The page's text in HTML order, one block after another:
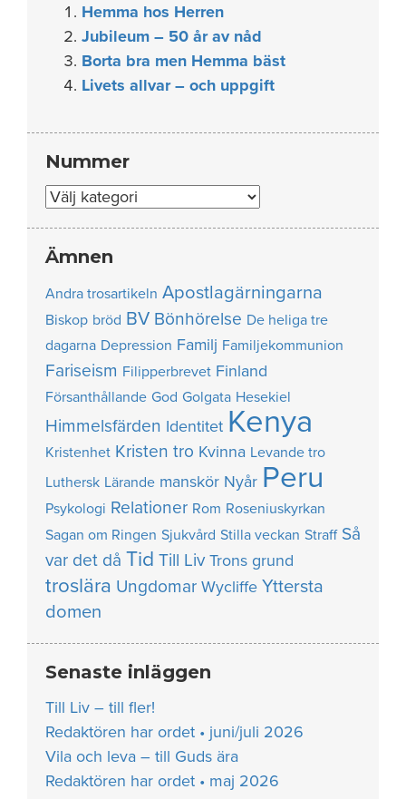
Hemma hos Herren
Jubileum – 50 år av nåd
Borta bra men Hemma bäst
Livets allvar – och uppgift
Nummer
Nummer
Ämnen
Andra trosartikeln Apostlagärningarna
Biskop bröd BV Bönhörelse De heliga tre
dagarna Depression Familj Familjekommunion
Fariseism Filipperbrevet Finland
Försanthållande God Golgata Hesekiel
Himmelsfärden Identitet Kenya
Kristenhet Kristen tro Kvinna Levande tro
Luthersk Lärande manskör Nyår Peru
Psykologi Relationer Rom Roseniuskyrkan
Sagan om Ringen Sjukvård Stilla veckan Straff Så
var det då Tid Till Liv Trons grund
troslära Ungdomar Wycliffe Yttersta
domen
Senaste inläggen
Till Liv – till fler!
Redaktören har ordet • juni/juli 2026
Vila och leva – till Guds ära
Redaktören har ordet • maj 2026